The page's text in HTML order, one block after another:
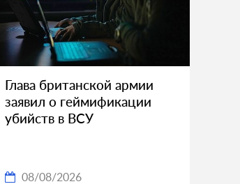
Глава британской армии
заявил о геймификации
убийств в ВСУ
08/08/2026